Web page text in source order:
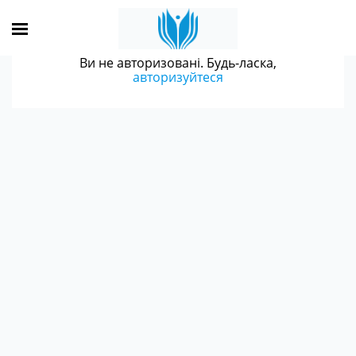
Ви не авторизовані. Будь-ласка,
авторизуйтеся